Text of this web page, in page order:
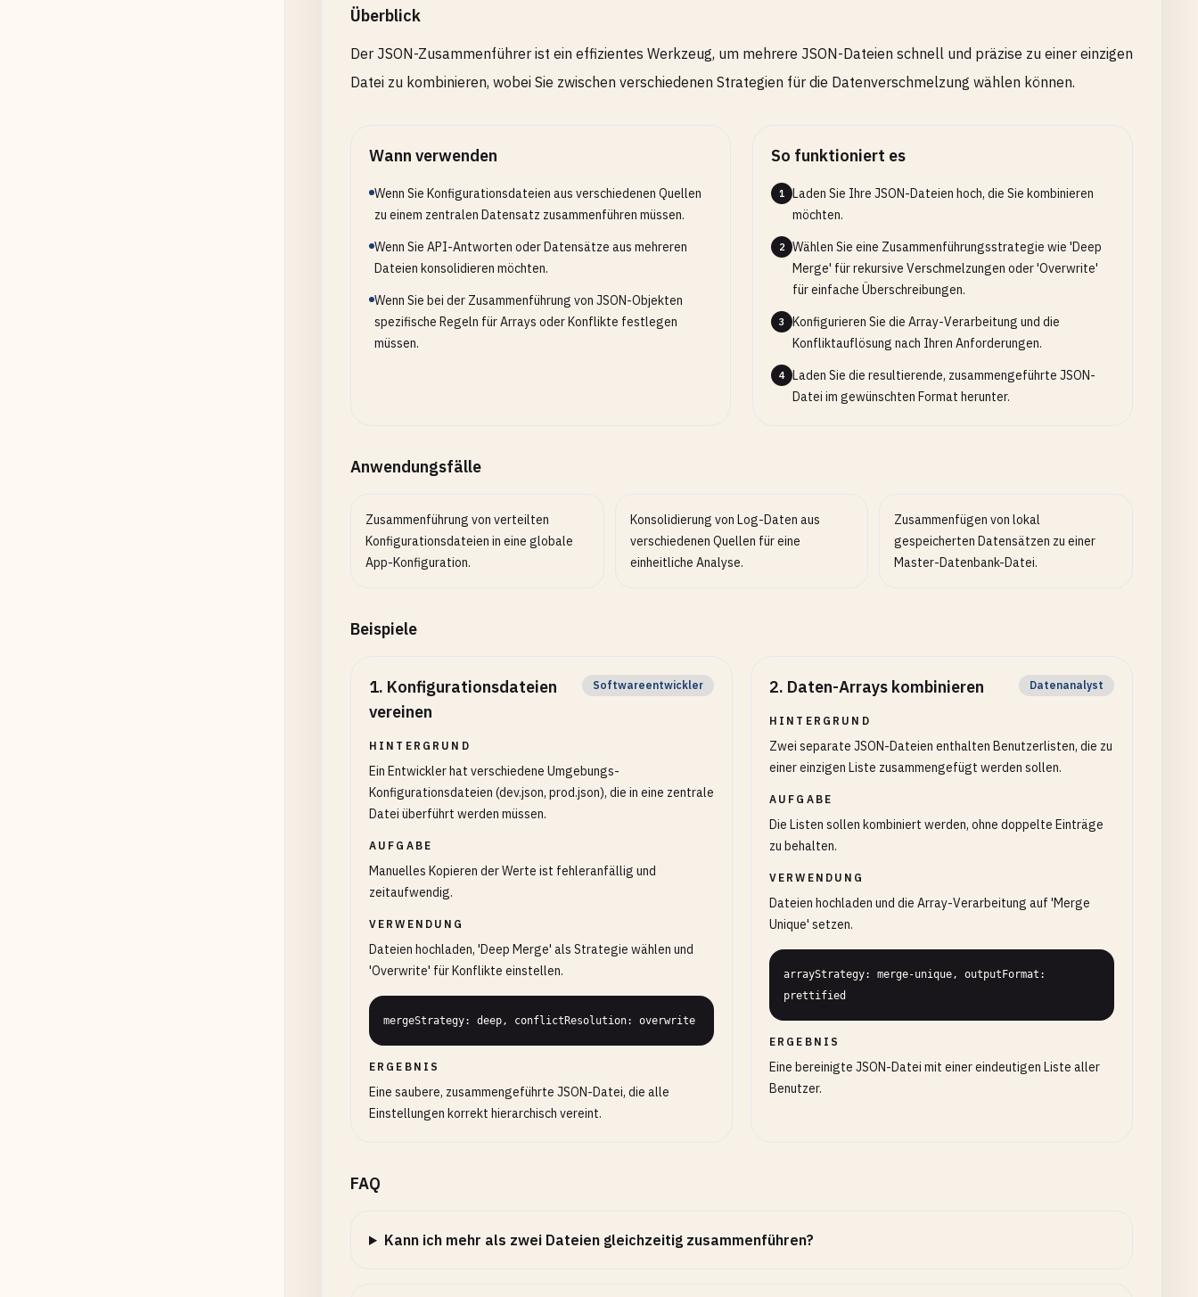
Überblick
Der JSON-Zusammenführer ist ein effizientes Werkzeug, um mehrere JSON-Dateien schnell und präzise zu einer einzigen
Datei zu kombinieren, wobei Sie zwischen verschiedenen Strategien für die Datenverschmelzung wählen können.
Wann verwenden
Wenn Sie Konfigurationsdateien aus verschiedenen Quellen
zu einem zentralen Datensatz zusammenführen müssen.
Wenn Sie API-Antworten oder Datensätze aus mehreren
Dateien konsolidieren möchten.
Wenn Sie bei der Zusammenführung von JSON-Objekten
spezifische Regeln für Arrays oder Konflikte festlegen
müssen.
So funktioniert es
1
Laden Sie Ihre JSON-Dateien hoch, die Sie kombinieren
möchten.
2
Wählen Sie eine Zusammenführungsstrategie wie 'Deep
Merge' für rekursive Verschmelzungen oder 'Overwrite'
für einfache Überschreibungen.
3
Konfigurieren Sie die Array-Verarbeitung und die
Konfliktauflösung nach Ihren Anforderungen.
4
Laden Sie die resultierende, zusammengeführte JSON-
Datei im gewünschten Format herunter.
Anwendungsfälle
Zusammenführung von verteilten
Konfigurationsdateien in eine globale
App-Konfiguration.
Konsolidierung von Log-Daten aus
verschiedenen Quellen für eine
einheitliche Analyse.
Zusammenfügen von lokal
gespeicherten Datensätzen zu einer
Master-Datenbank-Datei.
Beispiele
1. Konfigurationsdateien
vereinen
Softwareentwickler
HINTERGRUND
Ein Entwickler hat verschiedene Umgebungs-
Konfigurationsdateien (dev.json, prod.json), die in eine zentrale
Datei überführt werden müssen.
AUFGABE
Manuelles Kopieren der Werte ist fehleranfällig und
zeitaufwendig.
VERWENDUNG
Dateien hochladen, 'Deep Merge' als Strategie wählen und
'Overwrite' für Konflikte einstellen.
mergeStrategy: deep, conflictResolution: overwrite
ERGEBNIS
Eine saubere, zusammengeführte JSON-Datei, die alle
Einstellungen korrekt hierarchisch vereint.
2. Daten-Arrays kombinieren Datenanalyst
HINTERGRUND
Zwei separate JSON-Dateien enthalten Benutzerlisten, die zu
einer einzigen Liste zusammengefügt werden sollen.
AUFGABE
Die Listen sollen kombiniert werden, ohne doppelte Einträge
zu behalten.
VERWENDUNG
Dateien hochladen und die Array-Verarbeitung auf 'Merge
Unique' setzen.
arrayStrategy: merge-unique, outputFormat:
prettified
ERGEBNIS
Eine bereinigte JSON-Datei mit einer eindeutigen Liste aller
Benutzer.
FAQ
Kann ich mehr als zwei Dateien gleichzeitig zusammenführen?